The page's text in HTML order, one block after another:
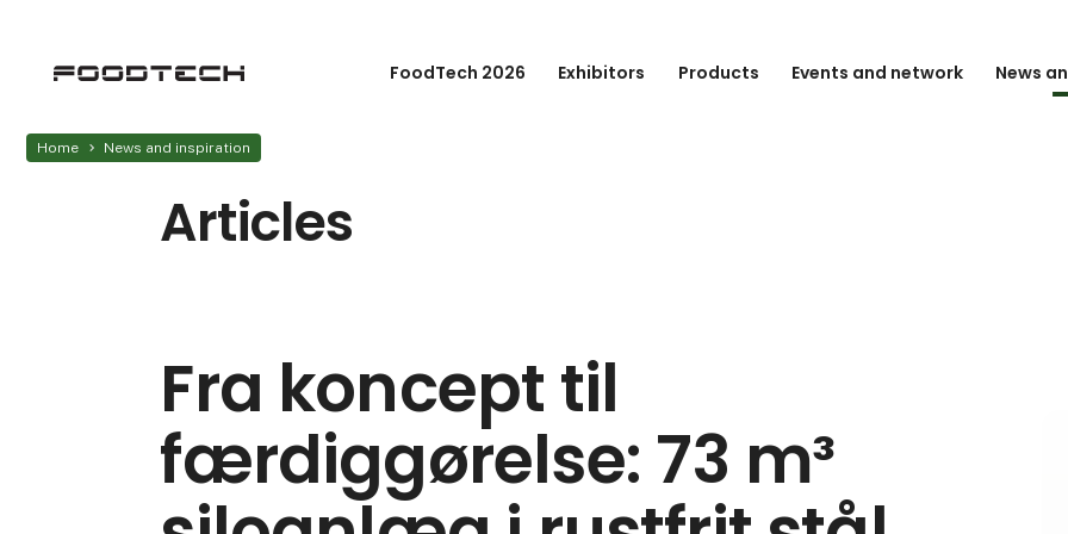
FoodTech 2026 Exhibitors Products Events and network News
Home News and inspiration
Articles
Fra koncept til
færdiggørelse: 73 m³